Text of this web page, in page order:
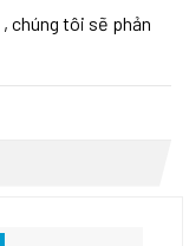
, chúng tôi sẽ phản